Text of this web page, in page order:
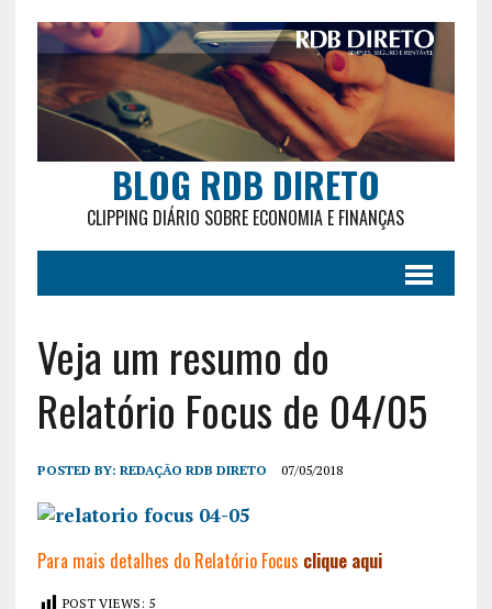
BLOG RDB DIRETO
CLIPPING DIÁRIO SOBRE ECONOMIA E FINANÇAS
Veja um resumo do
Relatório Focus de 04/05
POSTED BY: REDAÇÃO RDB DIRETO 07/05/2018
Para mais detalhes do Relatório Focus clique aqui
POST VIEWS: 5